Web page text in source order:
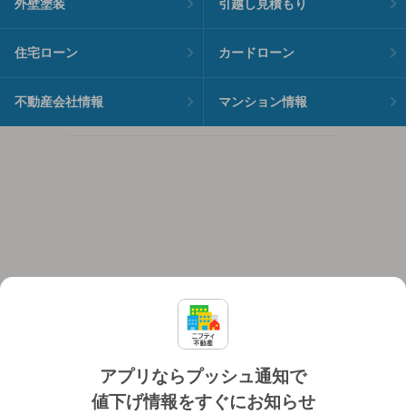
アプリならプッシュ通知で
値下げ情報をすぐにお知らせ
外壁塗装 引越し見積もり
住宅ローン カードローン
不動産会社情報 マンション情報
個人情報保護ポリシー 利用規約